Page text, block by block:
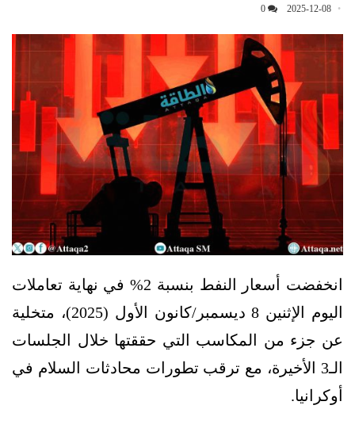
2025-12-08
0
انخفضت أسعار النفط بنسبة 2% في نهاية تعاملات
اليوم الإثنين 8 ديسمبر/كانون الأول (2025)، متخلية
عن جزء من المكاسب التي حققتها خلال الجلسات
الـ3 الأخيرة، مع ترقب تطورات محادثات السلام في
أوكرانيا.